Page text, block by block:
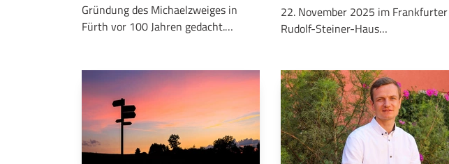
Gründung des Michaelzweiges in
Fürth vor 100 Jahren gedacht.…
22. November 2025 im Frankfurter
Rudolf-Steiner-Haus…